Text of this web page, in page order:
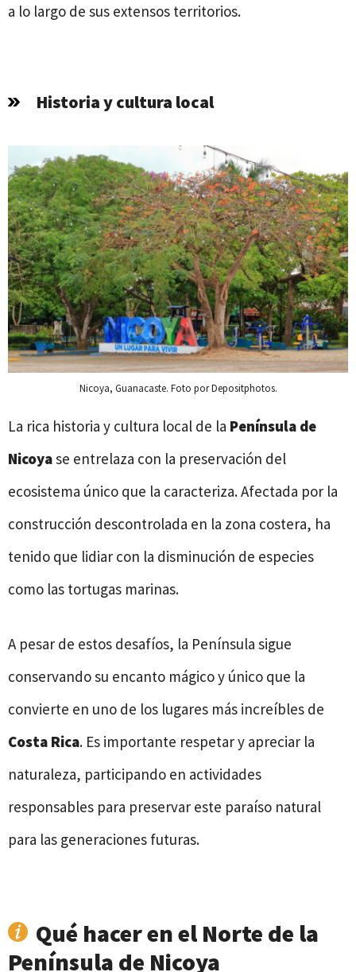
a lo largo de sus extensos territorios.
Historia y cultura local
Nicoya, Guanacaste. Foto por Depositphotos.
La rica historia y cultura local de la Península de
Nicoyase entrelaza con la preservación del
ecosistema único que la caracteriza. Afectada por la
construcción descontrolada en la zona costera, ha
tenido que lidiar con la disminución de especies
como las tortugas marinas.
A pesar de estos desafíos, la Península sigue
conservando su encanto mágico y único que la
convierte en uno de los lugares más increíbles de
Costa Rica. Es importante respetar y apreciar la
naturaleza, participando en actividades
responsables para preservar este paraíso natural
para las generaciones futuras.
Qué hacer en el Norte de la
Península de Nicoya